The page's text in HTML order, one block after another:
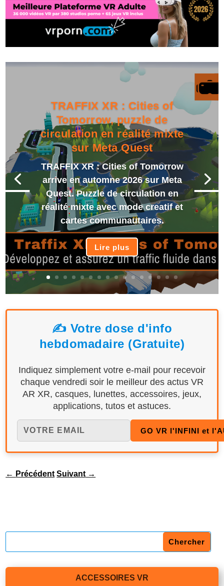
TRAFFIX XR : Cities of
Tomorrow, puzzle de
circulation en réalité mixte
sur Meta Quest
TRAFFIX XR : Cities of Tomorrow
arrive en automne 2026 sur Meta
Quest. Puzzle de circulation en
réalité mixte avec mode creatif et
cartes communautaires.
Lire plus
✍️ Votre dose d'info
hebdomadaire (Gratuite)
Indiquez simplement votre e-mail pour recevoir
chaque vendredi soir le meilleur des actus VR
AR XR, casques, lunettes, accessoires, jeux,
applications, tutos et astuces.
← Précédent Suivant →
ACCESSOIRES VR